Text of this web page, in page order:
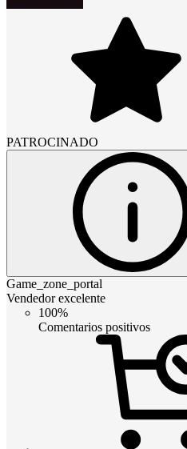
PATROCINADO
Game_zone_portal
Vendedor excelente
100%
Comentarios positivos